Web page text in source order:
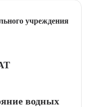
учреждения
водных